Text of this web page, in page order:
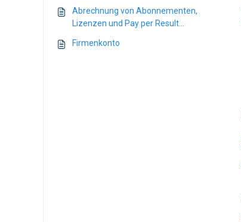
Abrechnung von Abonnementen,
Lizenzen und Pay per Result
Firmenkonto